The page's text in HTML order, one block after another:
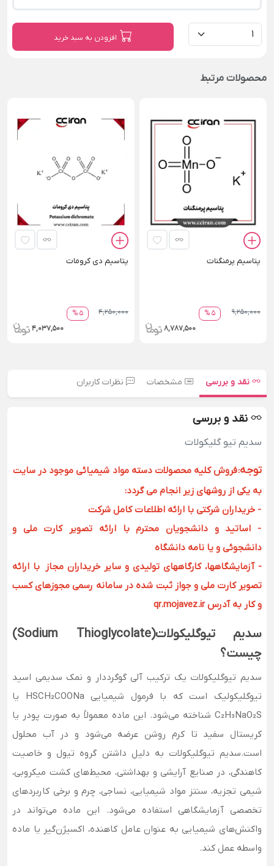
افزودن به سبد خرید
محصولات مرتبط
پتاسیم پرمنگنات
5 %
9,250,000
8,787,500
پتاسیم دی کرومات
5 %
4,250,000
4,037,500
نقد و بررسی مشخصات نظرات کاربران
نقد و بررسی
سديم تیو گلیکولات
توجه:فروش کلیه محصولات دسته مواد شیمیائی موجود در سایت
به یکی از روشهای زیر انجام می گردد:
- خریداران شرکتی با ارائه اطلاعات کامل شرکت
- اساتید و دانشجویان محترم با ارائه تصویر کارت ملی و
دانشجوئی و یا نامه دانشگاه
- آزمایشگاهها، کارگاههای تولیدی و سایر خریداران مجاز با ارائه
تصویر کارت ملی و جواز ثبت شده در سامانه رسمی مجوزهای کسب
و کار به آدرس qr.mojavez.ir
سدیم تیوگلیکولات(Sodium Thioglycolate)
چیست؟
سدیم تیوگلیکولات یک ترکیب آلی گوگرددار و نمک سدیمی اسید
تیوگلیکولیک است که با فرمول شیمیایی HSCH₂COONa یا
C₂H₃NaO₂S شناخته می‌شود. این ماده معمولاً به صورت پودر یا
کریستال سفید تا کرم روشن عرضه می‌شود و در آب محلول
است.سدیم تیوگلیکولات به دلیل داشتن گروه تیول و خاصیت
کاهندگی، در صنایع آرایشی و بهداشتی، محیط‌های کشت میکروبی،
شیمی تجزیه، سنتز مواد شیمیایی، نساجی، چرم و برخی کاربردهای
تخصصی آزمایشگاهی استفاده می‌شود. این ماده می‌تواند در
واکنش‌های شیمیایی به عنوان عامل کاهنده، اکسیژن‌گیر یا ماده
واسطه عمل کند.